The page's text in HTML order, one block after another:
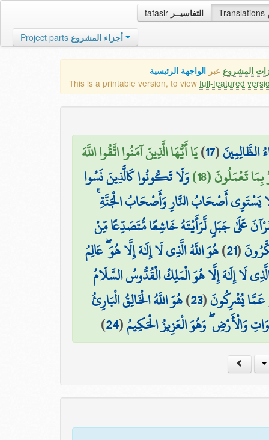
tafasir التفاسيــر Translations
Project parts أجزاء المشروع
المشروع عبر الواجهة الرئيسية
This is a printable version, to view full-featured
الظَّالِمِينَ(
17
)يَا أَيُّهَا الَّذِينَ آمَنُوا اتَّقُوا اللَّهَ
تَعْمَلُونَ (18)
وَلَا تَكُونُوا كَالَّذِينَ نَسُوا
يَسْتَوِي أَصْحَابُ النَّارِ وَأَصْحَابُ الْجَنَّةِ
عَلَىٰ جَبَلٍ لَّرَأَيْتَهُ خَاشِعًا مُّتَصَدِّعًا مِّنْ
(
21
)هُوَ اللَّهُ الَّذِي لَا إِلَٰهَ إِلَّا هُوَ ۖ عَالِمُ
لَا إِلَٰهَ إِلَّا هُوَ الْمَلِكُ الْقُدُّوسُ السَّلَامُ
عَمَّا يُشْرِكُونَ(
23
)هُوَ اللَّهُ الْخَالِقُ الْبَارِئُ
وَالْأَرْضِ ۖ وَهُوَ الْعَزِيزُ الْحَكِيمُ(
24
)